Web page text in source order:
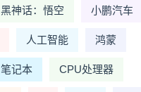
黑神话：悟空 小鹏汽车
人工智能 鸿蒙
笔记本 CPU处理器